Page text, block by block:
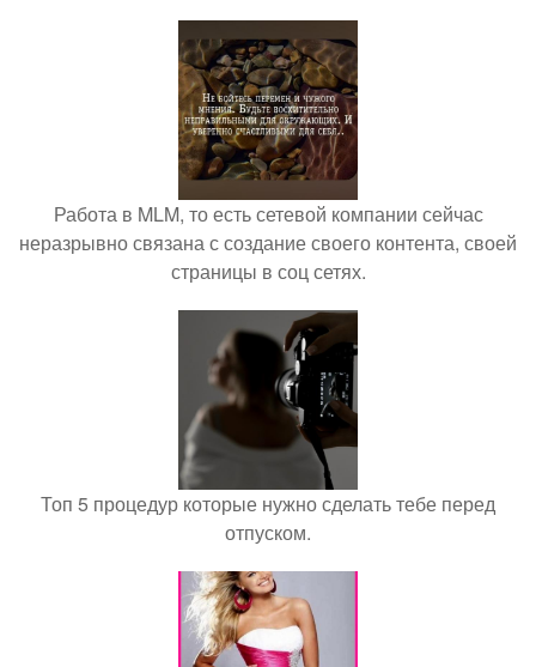
Работа в MLM, то есть сетевой компании сейчас
неразрывно связана с создание своего контента, своей
страницы в соц сетях.
Топ 5 процедур которые нужно сделать тебе перед
отпуском.